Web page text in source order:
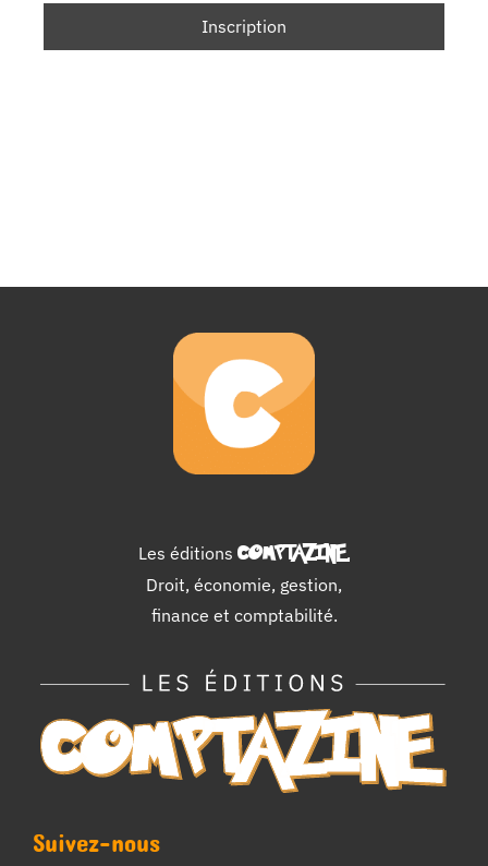
Les éditions COMPTAZINE.
Droit, économie, gestion,
finance et comptabilité.
Suivez-nous